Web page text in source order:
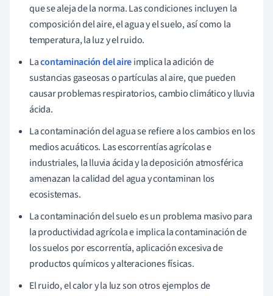
que se aleja de la norma. Las condiciones incluyen la
composición del aire, el agua y el suelo, así como la
temperatura, la luz y el ruido.
Lacontaminación del aireimplica la adición de
sustancias gaseosas o partículas al aire, que pueden
causar problemas respiratorios, cambio climático y lluvia
ácida.
La contaminación del agua se refiere a los cambios en los
medios acuáticos. Las escorrentías agrícolas e
industriales, la lluvia ácida y la deposición atmosférica
amenazan la calidad del agua y contaminan los
ecosistemas.
La contaminación del suelo es un problema masivo para
la productividad agrícola e implica la contaminación de
los suelos por escorrentía, aplicación excesiva de
productos químicos y alteraciones físicas.
El ruido, el calor y la luz son otros ejemplos de